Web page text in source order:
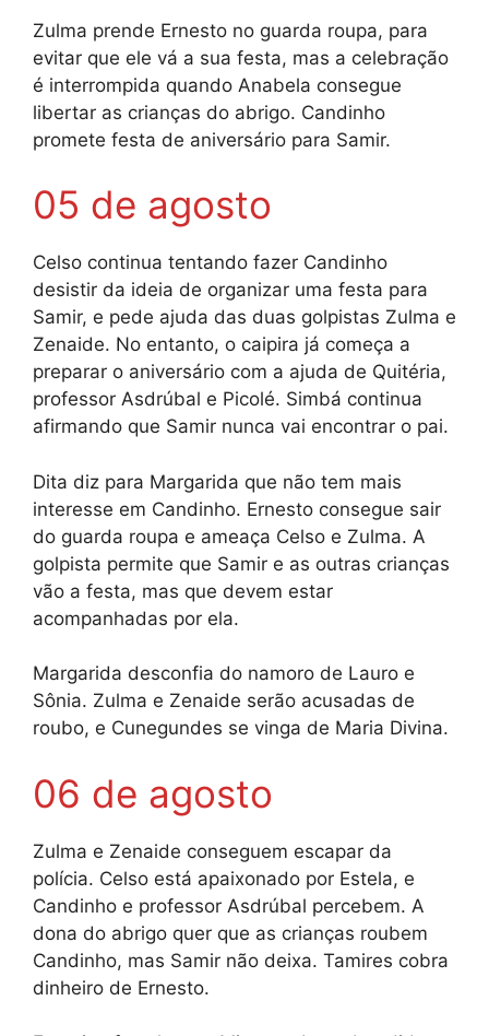
Zulma prende Ernesto no guarda roupa, para
evitar que ele vá a sua festa, mas a celebração
é interrompida quando Anabela consegue
libertar as crianças do abrigo. Candinho
promete festa de aniversário para Samir.
05 de agosto
Celso continua tentando fazer Candinho
desistir da ideia de organizar uma festa para
Samir, e pede ajuda das duas golpistas Zulma e
Zenaide. No entanto, o caipira já começa a
preparar o aniversário com a ajuda de Quitéria,
professor Asdrúbal e Picolé. Simbá continua
afirmando que Samir nunca vai encontrar o pai.
Dita diz para Margarida que não tem mais
interesse em Candinho. Ernesto consegue sair
do guarda roupa e ameaça Celso e Zulma. A
golpista permite que Samir e as outras crianças
vão a festa, mas que devem estar
acompanhadas por ela.
Margarida desconfia do namoro de Lauro e
Sônia. Zulma e Zenaide serão acusadas de
roubo, e Cunegundes se vinga de Maria Divina.
06 de agosto
Zulma e Zenaide conseguem escapar da
polícia. Celso está apaixonado por Estela, e
Candinho e professor Asdrúbal percebem. A
dona do abrigo quer que as crianças roubem
Candinho, mas Samir não deixa. Tamires cobra
dinheiro de Ernesto.